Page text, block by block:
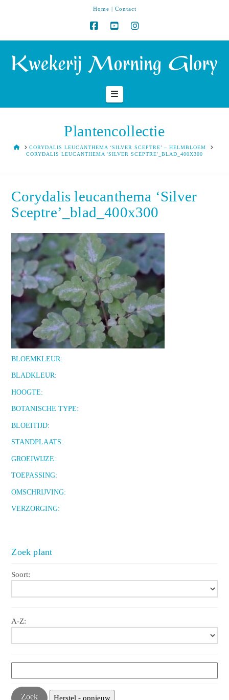
Home | Contact
Navigation
Plantencollectie
HOMECORYDALIS LEUCANTHEMA ‘SILVER SCEPTRE’ – HELMBLOEM
CORYDALIS LEUCANTHEMA 'SILVER SCEPTRE'_BLAD_400X300
Corydalis leucanthema ‘Silver
Sceptre’_blad_400x300
BLOEMKLEUR:
BLADKLEUR:
HOOGTE:
BOTANISCHE TYPE:
BLOEITIJD:
STANDPLAATS:
GROEIWIJZE:
TOEPASSING:
OMSCHRIJVING:
VERZORGING:
Zoek plant
Soort:
A-Z: